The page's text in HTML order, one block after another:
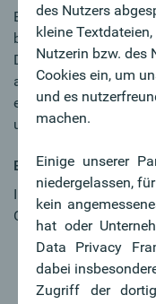
Bluecode ist eine
bezahlen und sich
Dabei wird beim
angezeigt, der an der
ermöglicht. Zugleich
und Kundenkarten
Bluecode aktivieren
In nur wenigen
Oberbank App
Klick auf
Bankkonto mit
Blauen Barcode
des Nutzers
kleine
Nutzerin bzw. des
Cookies ein, um
und es
machen.
Einige unserer
niedergelassen,
kein
hat oder
Data Privacy
dabei
Zugriff der